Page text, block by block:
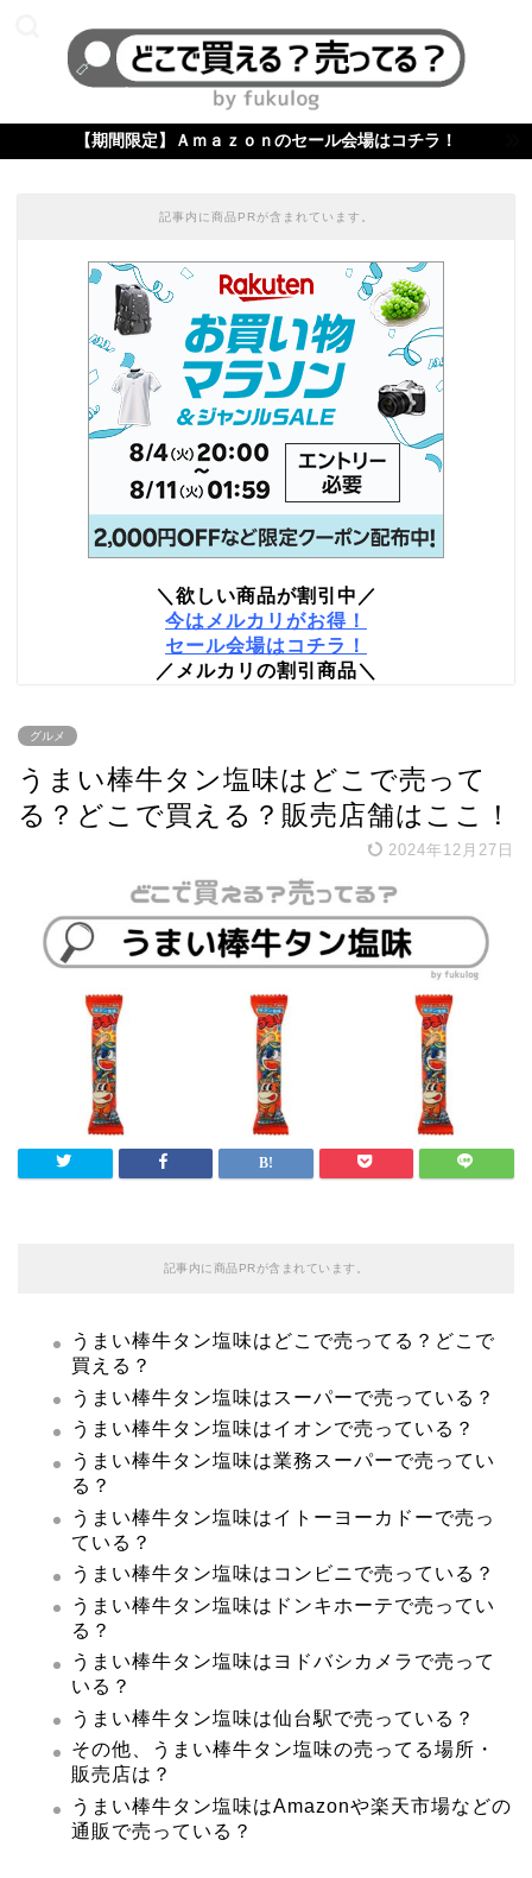
【期間限定】Ａｍａｚｏｎのセール会場はコチラ！
記事内に商品PRが含まれています。
＼欲しい商品が割引中／
今はメルカリがお得！
セール会場はコチラ！
／メルカリの割引商品＼
グルメ
うまい棒牛タン塩味はどこで売って
る？どこで買える？販売店舗はここ！
2024年12月27日
記事内に商品PRが含まれています。
うまい棒牛タン塩味はどこで売ってる？どこで
買える？
うまい棒牛タン塩味はスーパーで売っている？
うまい棒牛タン塩味はイオンで売っている？
うまい棒牛タン塩味は業務スーパーで売ってい
る？
うまい棒牛タン塩味はイトーヨーカドーで売っ
ている？
うまい棒牛タン塩味はコンビニで売っている？
うまい棒牛タン塩味はドンキホーテで売ってい
る？
うまい棒牛タン塩味はヨドバシカメラで売って
いる？
うまい棒牛タン塩味は仙台駅で売っている？
その他、うまい棒牛タン塩味の売ってる場所・
販売店は？
うまい棒牛タン塩味はAmazonや楽天市場などの
通販で売っている？